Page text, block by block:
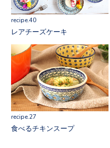
recipe.40
レアチーズケーキ
recipe.27
食べるチキンスープ